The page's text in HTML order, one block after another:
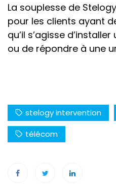
La souplesse de
pour les clients ayant
qu’il s’agisse
ou de répondre à une
stelogy intervention
télécom